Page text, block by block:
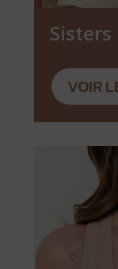
VOIR